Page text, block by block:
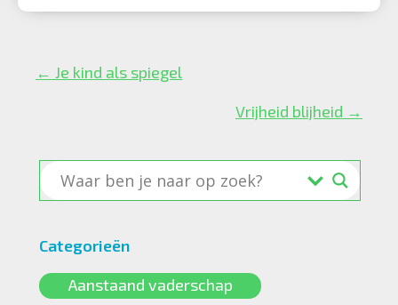
Posts
← Je kind als spiegel
Vrijheid blijheid →
Categorieën
Aanstaand vaderschap